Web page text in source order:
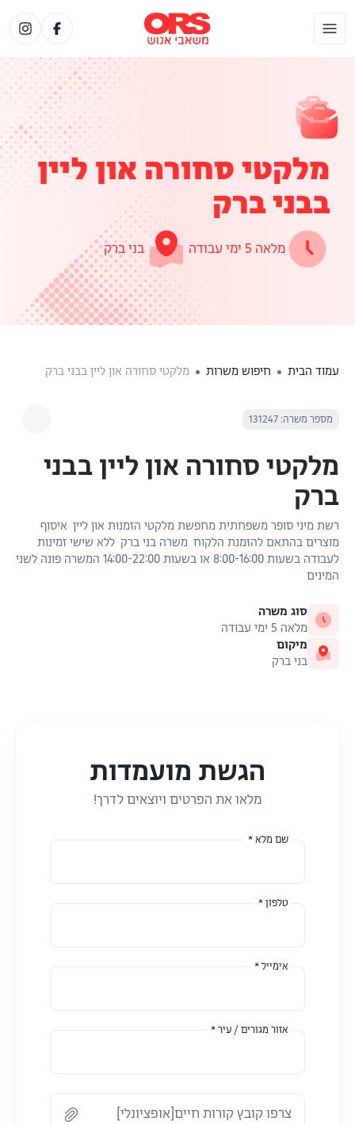
מלקטי סחורה און ליין
בבני ברק
מלאה 5 ימי עבודה בני ברק
עמוד הבית חיפוש משרות מלקטי סחורה און ליין בבני ברק
מספר משרה: 131247
מלקטי סחורה און ליין בבני
ברק
רשת מיני סופר משפחתית מחפשת מלקטי הזמנות און ליין איסוף
מוצרים בהתאם להזמנת הלקוח משרה בני ברק ללא שישי זמינות
לעבודה בשעות 8:00-16:00 או בשעות 14:00-22:00 המשרה פונה לשני
המינים
סוג משרה
מלאה 5 ימי עבודה
מיקום
בני ברק
הגשת מועמדות
מלאו את הפרטים ויוצאים לדרך!
שם מלא *
טלפון *
אימייל *
אזור מגורים / עיר *
צרפו קובץ קורות חיים[אופציונלי]